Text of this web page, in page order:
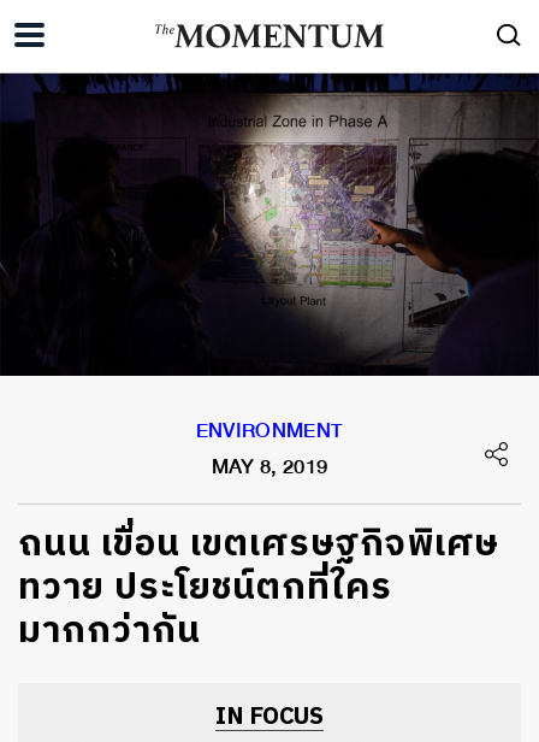
ENVIRONMENT
MAY 8, 2019
ถนน เขื่อน เขตเศรษฐกิจพิเศษ
ทวาย ประโยชน์ตกที่ใคร
มากกว่ากัน
IN FOCUS